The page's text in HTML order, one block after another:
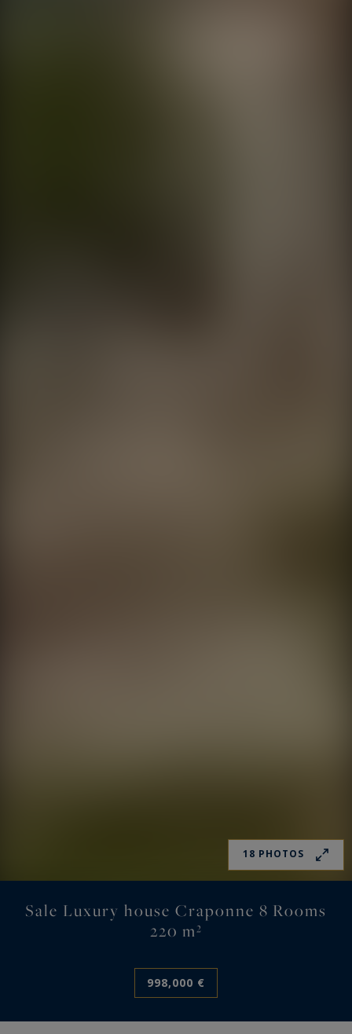
18 PHOTOS
Sale Luxury house Craponne 8 Rooms
220 m²
998,000 €